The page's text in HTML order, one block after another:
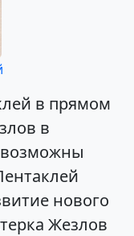
в прямом
в
нового
Жезлов